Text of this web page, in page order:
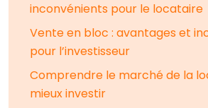
inconvénients pour le locataire
Vente en bloc : avantages et
pour l’investisseur
Comprendre le marché de la
mieux investir